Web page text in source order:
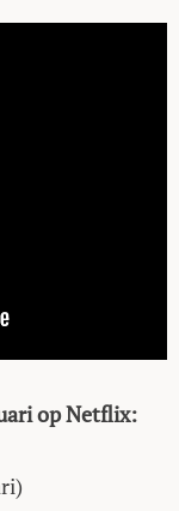
op Netflix: